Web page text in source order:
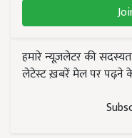
हमारे न्यूज़लेटर की
लेटेस्ट ख़बरें मेल पर पढ़ने